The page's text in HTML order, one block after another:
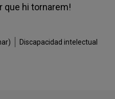
que hi tornarem!
Discapacidad intelectual